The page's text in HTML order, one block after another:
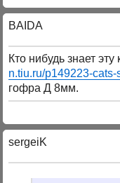
BAIDA
Кто нибудь знает эту
n.tiu.ru/p149223-cats-
гофра Д 8мм.
sergeiK